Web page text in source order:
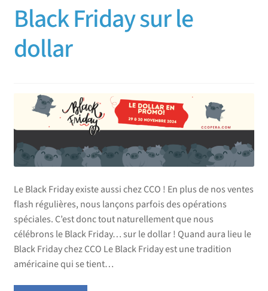
Black Friday sur le
dollar
Le Black Friday existe aussi chez CCO ! En plus de nos ventes
flash régulières, nous lançons parfois des opérations
spéciales. C’est donc tout naturellement que nous
célébrons le Black Friday… sur le dollar ! Quand aura lieu le
Black Friday chez CCO Le Black Friday est une tradition
américaine qui se tient…